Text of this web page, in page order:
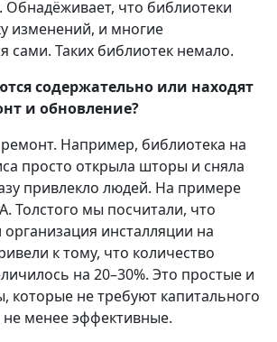
Обнадёживает, что библиотеки
изменений, и многие
сами. Таких библиотек немало.
содержательно или находят
и обновление?
Например, библиотека на
просто открыла шторы и сняла
привлекло людей. На примере
Толстого мы посчитали, что
инсталляции на
к тому, что количество
на 20–30%. Это простые и
которые не требуют капитального
менее эффективные.